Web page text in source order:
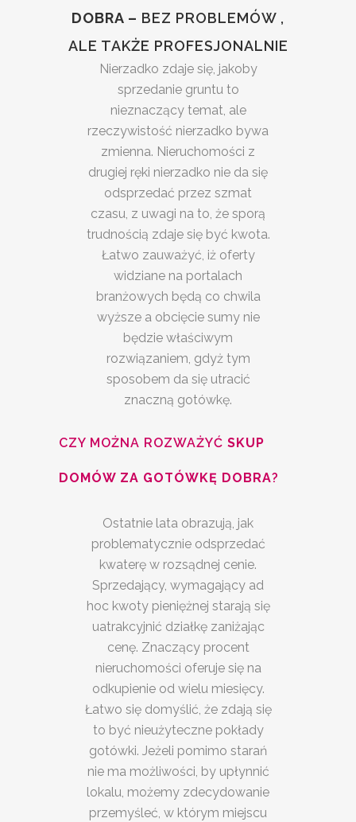
DOBRA – BEZ PROBLEMÓW ,
ALE TAKŻE PROFESJONALNIE
Nierzadko zdaje się, jakoby
sprzedanie gruntu to
nieznaczący temat, ale
rzeczywistość nierzadko bywa
zmienna. Nieruchomości z
drugiej ręki nierzadko nie da się
odsprzedać przez szmat
czasu, z uwagi na to, że sporą
trudnością zdaje się być kwota.
Łatwo zauważyć, iż oferty
widziane na portalach
branżowych będą co chwila
wyższe a obcięcie sumy nie
będzie właściwym
rozwiązaniem, gdyż tym
sposobem da się utracić
znaczną gotówkę.
CZY MOŻNA ROZWAŻYĆ SKUP
DOMÓW ZA GOTÓWKĘ DOBRA?
Ostatnie lata obrazują, jak
problematycznie odsprzedać
kwaterę w rozsądnej cenie.
Sprzedający, wymagający ad
hoc kwoty pieniężnej starają się
uatrakcyjnić działkę zaniżając
cenę. Znaczący procent
nieruchomości oferuje się na
odkupienie od wielu miesięcy.
Łatwo się domyślić, że zdają się
to być nieużyteczne pokłady
gotówki. Jeżeli pomimo starań
nie ma możliwości, by upłynnić
lokalu, możemy zdecydowanie
przemyśleć, w którym miejscu